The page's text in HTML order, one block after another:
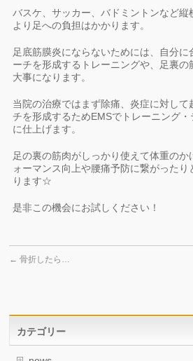
バスケ、サッカー、バドミントンなど縦
より足への負担はかかります。
足底筋膜炎にならないためには、自分
ーチを形成するトレーニングや、足裏
大事になります。
当院の治療ではまず除痛、炎症に対して
チを形成するためEMSでトレーニング
に仕上げます。
足の裏の筋肉がしっかり使えて体重のか
ォーマンス向上や腰痛予防に繋がった
ります☆
是非この機会にお試しください！
← 骨折したら…
カテゴリー